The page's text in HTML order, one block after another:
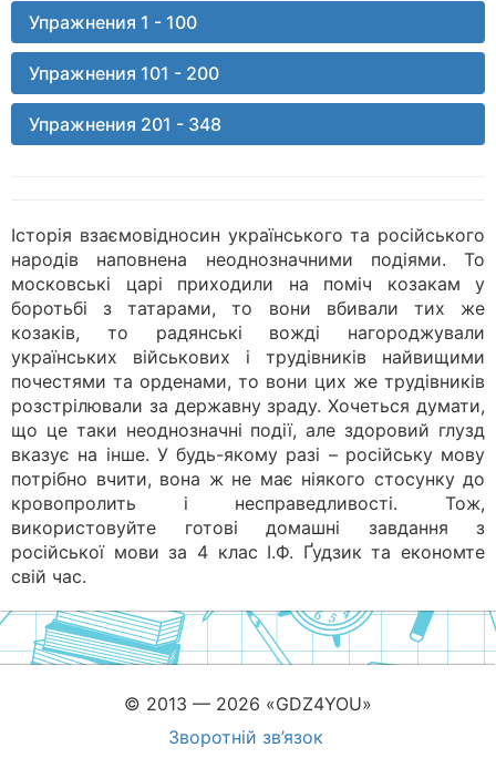
Упражнения 1 - 100
Упражнения 101 - 200
Упражнения 201 - 348
Історія взаємовідносин українського та російського
народів наповнена неоднозначними подіями. То
московські царі приходили на поміч козакам у
боротьбі з татарами, то вони вбивали тих же
козаків, то радянські вожді нагороджували
українських військових і трудівників найвищими
почестями та орденами, то вони цих же трудівників
розстрілювали за державну зраду. Хочеться думати,
що це таки неоднозначні події, але здоровий глузд
вказує на інше. У будь-якому разі – російську мову
потрібно вчити, вона ж не має ніякого стосунку до
кровопролить і несправедливості. Тож,
використовуйте готові домашні завдання з
російської мови за 4 клас І.Ф. Ґудзик та економте
свій час.
© 2013 — 2026 «GDZ4YOU»
Зворотній зв’язок